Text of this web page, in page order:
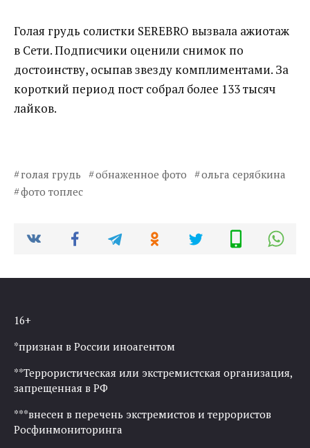
Голая грудь солистки SEREBRO вызвала ажиотаж
в Сети. Подписчики оценили снимок по
достоинству, осыпав звезду комплиментами. За
короткий период пост собрал более 133 тысяч
лайков.
голая грудь обнаженное фото
ольга серябкина
фото топлес
16+
*признан в России иноагентом
**Террористическая или экстремистская организация,
запрещенная в РФ
***внесен в перечень экстремистов и террористов
Росфинмониторинга